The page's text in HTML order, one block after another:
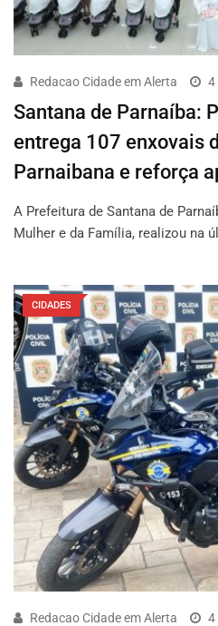
Redacao Cidade em Alerta 4
Santana de Parnaíba:
entrega 107 enxovais
Parnaibana e reforça
A Prefeitura de Santana de
Mulher e da Família, realizou na
CIDADES
Redacao Cidade em Alerta 4